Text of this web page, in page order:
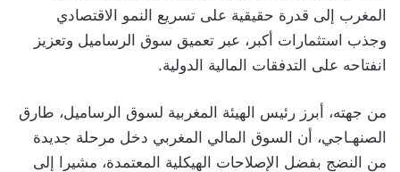
المغرب إلى قدرة حقيقية على تسريع النمو الاقتصادي
وجذب استثمارات أكبر، عبر تعميق سوق الرساميل وتعزيز
انفتاحه على التدفقات المالية الدولية.
من جهته، أبرز رئيس الهيئة المغربية لسوق الرساميل، طارق
الصنهـاجي، أن السوق المالي المغربي دخل مرحلة جديدة
من النضج بفضل الإصلاحات الهيكلية المعتمدة، مشيرا إلى